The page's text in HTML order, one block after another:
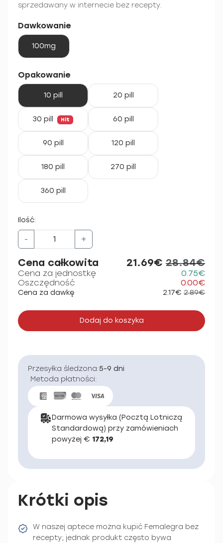
sprzedawany w internecie bez recepty.
Dawkowanie
100mg
Opakowanie
10 pill 20 pill
30 pill Hit 60 pill
90 pill 120 pill
180 pill 270 pill
360 pill
Ilość:
- +
Cena całkowita 21.69€ 28.84€
Cena za jednostkę
0.75€
Oszczędność
0.00€
Cena za dawkę 2.17€ 2.89€
Dodaj do koszyka
Przesyłka śledzona:5-9 dni
Metoda płatności:
Darmowa wysyłka (Pocztą Lotniczą
Standardową) przy zamówieniach
powyżej € 172,19
Krótki opis
W naszej aptece można kupić Femalegra bez
recepty; jednak produkt często bywa